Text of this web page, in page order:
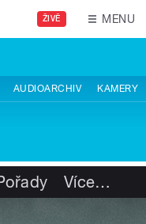
ŽIVĚ MENU
AUDIOARCHIV KAMERY
Více…